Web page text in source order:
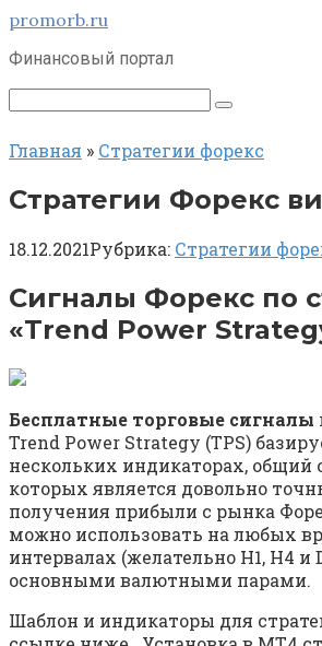
Перейти
контенту
promorb.ru
Финансовый портал
Поиск:
Главная » Стратегии форекс
Стратегии Форекс
18.12.2021Рубрика: Стратегии
Сигналы Форекс по
«Trend Power
Бесплатные торговые сигналы
Trend Power Strategy (TPS)
нескольких индикаторах, общий
которых является довольно
получения прибыли с рынка
можно использовать на любых
интервалах (желательно Н1, Н4 и
основными валютными парами.
Шаблон и индикаторы для